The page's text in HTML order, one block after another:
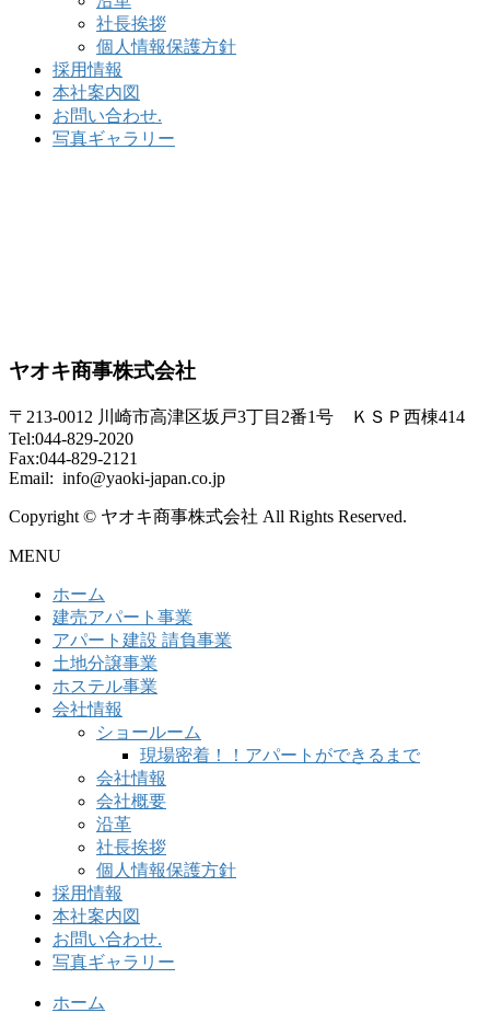
社長挨拶
個人情報保護方針
採用情報
本社案内図
お問い合わせ.
写真ギャラリー
ヤオキ商事株式会社
〒213-0012 川崎市高津区坂戸3丁目2番1号 ＫＳＰ西棟414
Tel:044-829-2020
Fax:044-829-2121
Email: info@yaoki-japan.co.jp
Copyright © ヤオキ商事株式会社 All Rights Reserved.
MENU
ホーム
建売アパート事業
アパート建設 請負事業
土地分譲事業
ホステル事業
会社情報
ショールーム
現場密着！！アパートができるまで
会社情報
会社概要
沿革
社長挨拶
個人情報保護方針
採用情報
本社案内図
お問い合わせ.
写真ギャラリー
ホーム